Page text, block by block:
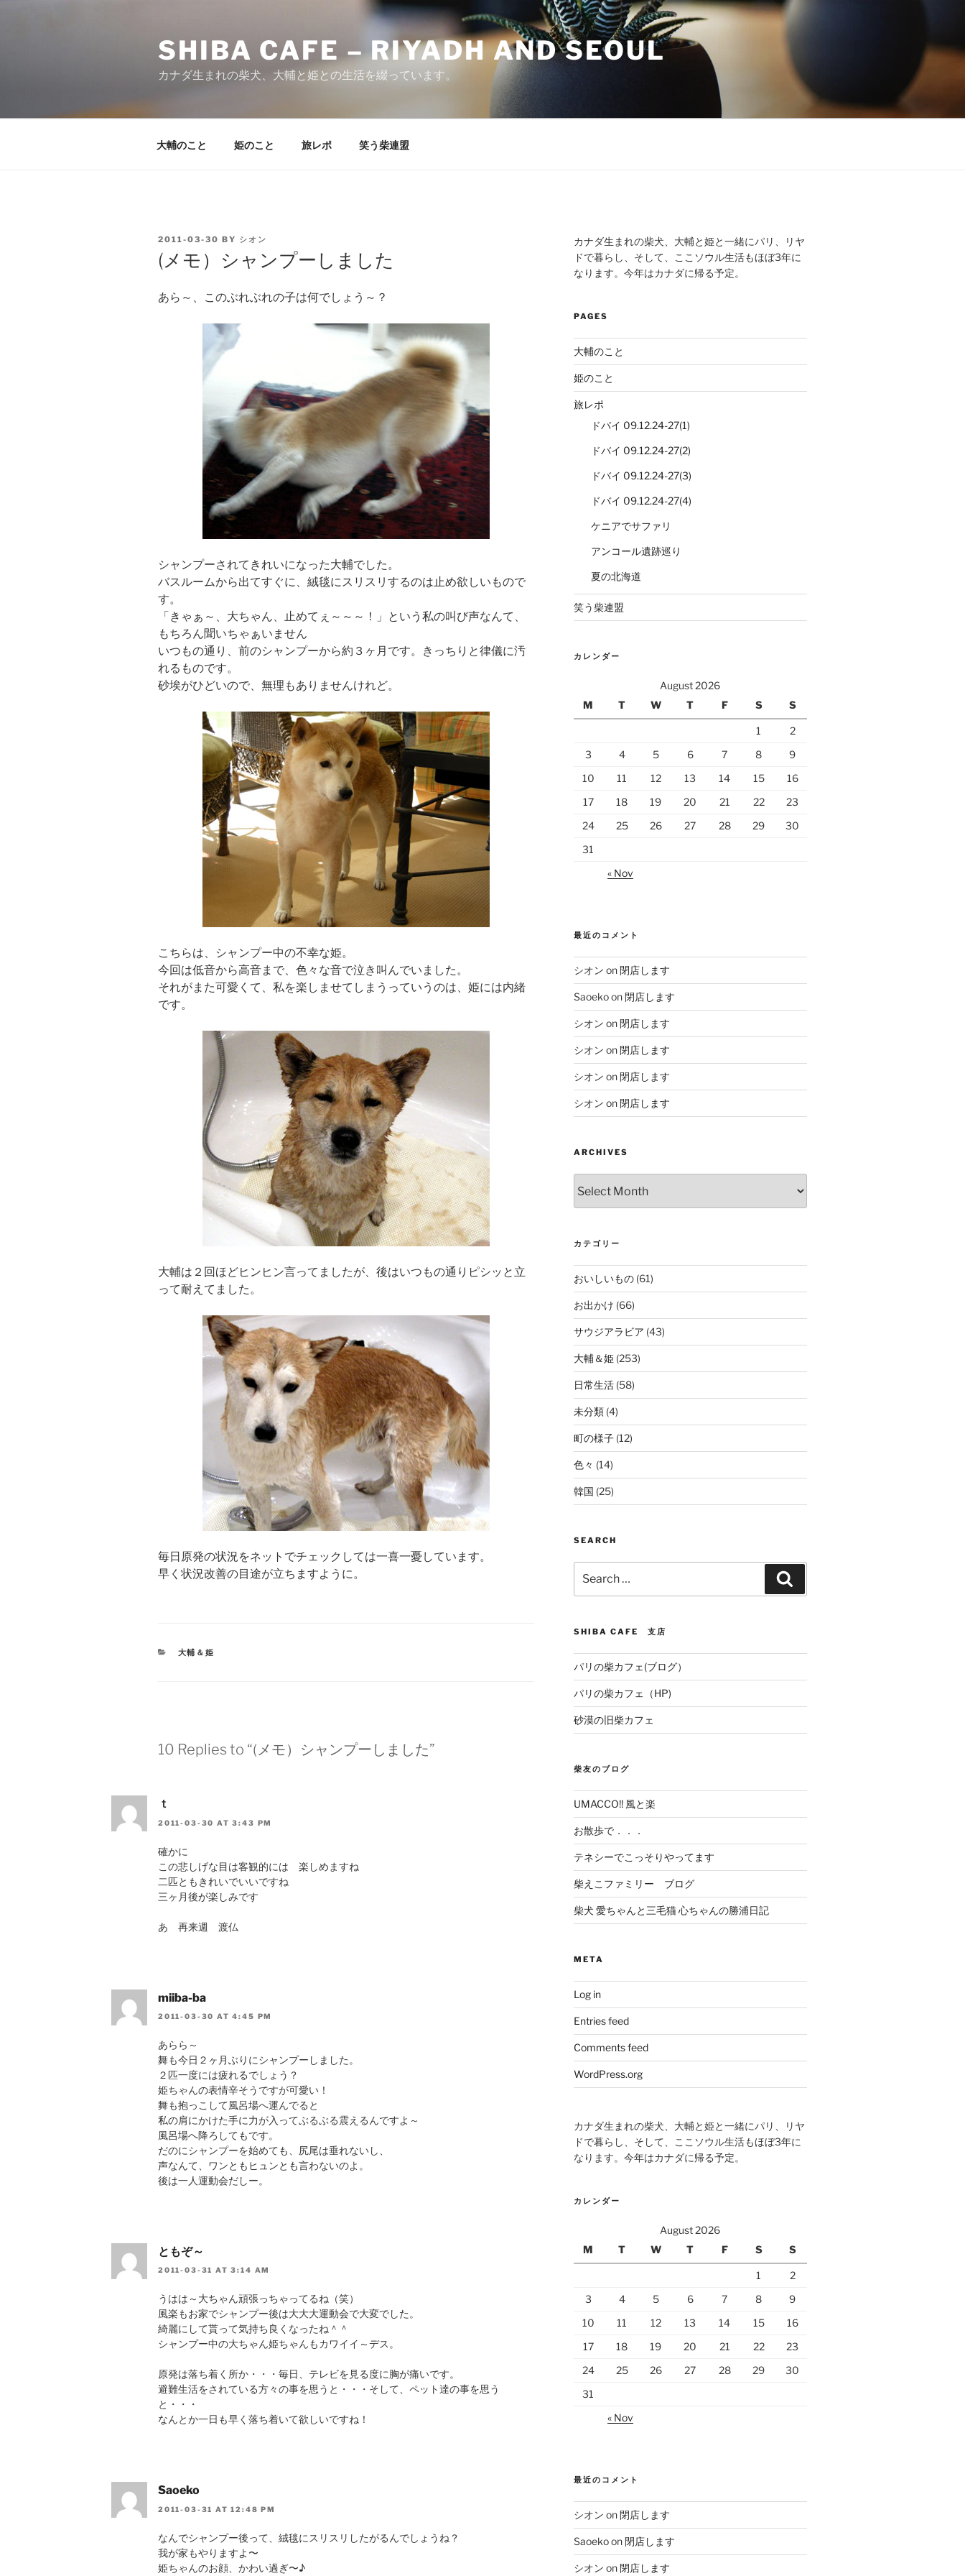
SHIBA CAFE – RIYADH AND SEOUL
カナダ生まれの柴犬、大輔と姫との生活を綴っています。
大輔のこと 姫のこと 旅レポ 笑う柴連盟
POSTED
ON
2011-03-30 BY シオン
(メモ）シャンプーしました
あら～、このぶれぶれの子は何でしょう～？
シャンプーされてきれいになった大輔でした。
バスルームから出てすぐに、絨毯にスリスリするのは止め欲しいもので
す。
「きゃぁ～、大ちゃん、止めてぇ～～～！」という私の叫び声なんて、
もちろん聞いちゃぁいません
いつもの通り、前のシャンプーから約３ヶ月です。きっちりと律儀に汚
れるものです。
砂埃がひどいので、無理もありませんけれど。
こちらは、シャンプー中の不幸な姫。
今回は低音から高音まで、色々な音で泣き叫んでいました。
それがまた可愛くて、私を楽しませてしまうっていうのは、姫には内緒
です。
大輔は２回ほどヒンヒン言ってましたが、後はいつもの通りピシッと立
って耐えてました。
毎日原発の状況をネットでチェックしては一喜一憂しています。
早く状況改善の目途が立ちますように。
CATEGORIES
大輔＆姫
10 Replies to “(メモ）シャンプーしました”
ｔ
2011-03-30 AT 3:43 PM
確かに
この悲しげな目は客観的には 楽しめますね
二匹ともきれいでいいですね
三ヶ月後が楽しみです
あ 再来週 渡仏
miiba-ba
2011-03-30 AT 4:45 PM
あらら～
舞も今日２ヶ月ぶりにシャンプーしました。
２匹一度には疲れるでしょう？
姫ちゃんの表情辛そうですが可愛い！
舞も抱っこして風呂場へ運んでると
私の肩にかけた手に力が入ってぶるぶる震えるんですよ～
風呂場へ降ろしてもです。
だのにシャンプーを始めても、尻尾は垂れないし、
声なんて、ワンともヒュンとも言わないのよ。
後は一人運動会だしー。
ともぞ～
2011-03-31 AT 3:14 AM
うはは～大ちゃん頑張っちゃってるね（笑）
風楽もお家でシャンプー後は大大大運動会で大変でした。
綺麗にして貰って気持ち良くなったね＾＾
シャンプー中の大ちゃん姫ちゃんもカワイイ～デス。
原発は落ち着く所か・・・毎日、テレビを見る度に胸が痛いです。
避難生活をされている方々の事を思うと・・・そして、ペット達の事を思う
と・・・
なんとか一日も早く落ち着いて欲しいですね！
Saoeko
2011-03-31 AT 12:48 PM
なんでシャンプー後って、絨毯にスリスリしたがるんでしょうね？
我が家もやりますよ〜
姫ちゃんのお顔、かわい過ぎ〜♪
カナダ生まれの柴犬、大輔と姫と一緒にパリ、リヤ
ドで暮らし、そして、ここソウル生活もほぼ3年に
なります。今年はカナダに帰る予定。
PAGES
大輔のこと
姫のこと
旅レポ
ドバイ 09.12.24-27(1)
ドバイ 09.12.24-27(2)
ドバイ 09.12.24-27(3)
ドバイ 09.12.24-27(4)
ケニアでサファリ
アンコール遺跡巡り
夏の北海道
笑う柴連盟
カレンダー
August 2026
M
T W T F S S
1
2
3
4 5 6 7 8
9
10
11 12 13 14 15
16
17
18 19 20 21 22
23
24
25 26 27 28 29
30
31
« Nov
最近のコメント
シオン on閉店します
Saoekoon閉店します
シオン on閉店します
シオン on閉店します
シオン on閉店します
シオン on閉店します
ARCHIVES
カテゴリー
おいしいもの(61)
お出かけ (66)
サウジアラビア (43)
大輔＆姫(253)
日常生活(58)
未分類(4)
町の様子(12)
色々 (14)
韓国 (25)
SEARCH
for:
SHIBA CAFE 支店
パリの柴カフェ(ブログ）
パリの柴カフェ（HP)
砂漠の旧柴カフェ
柴友のブログ
UMACCO!! 風と楽
お散歩で．．．
テネシーでこっそりやってます
柴えこファミリー ブログ
柴犬 愛ちゃんと三毛猫 心ちゃんの勝浦日記
META
Log in
Entries feed
Comments feed
WordPress.org
カナダ生まれの柴犬、大輔と姫と一緒にパリ、リヤ
ドで暮らし、そして、ここソウル生活もほぼ3年に
なります。今年はカナダに帰る予定。
カレンダー
August 2026
M
T W T F S S
1
2
3
4 5 6 7 8
9
10
11 12 13 14 15
16
17
18 19 20 21 22
23
24
25 26 27 28 29
30
31
« Nov
最近のコメント
シオン on閉店します
Saoekoon閉店します
シオン on閉店します